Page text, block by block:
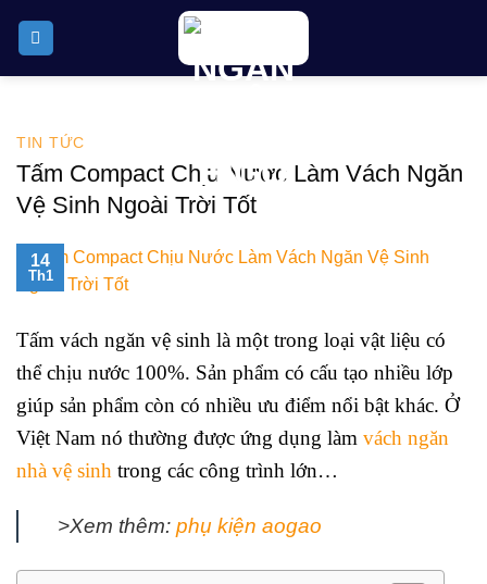
TIN TỨC
Tấm Compact Chịu Nước Làm Vách Ngăn
Vệ Sinh Ngoài Trời Tốt
14
Th1
Tấm vách ngăn vệ sinh là một trong loại vật liệu có
thể chịu nước 100%. Sản phẩm có cấu tạo nhiều lớp
giúp sản phẩm còn có nhiều ưu điểm nổi bật khác. Ở
Việt Nam nó thường được ứng dụng làm vách ngăn
nhà vệ sinh trong các công trình lớn…
>Xem thêm: phụ kiện aogao